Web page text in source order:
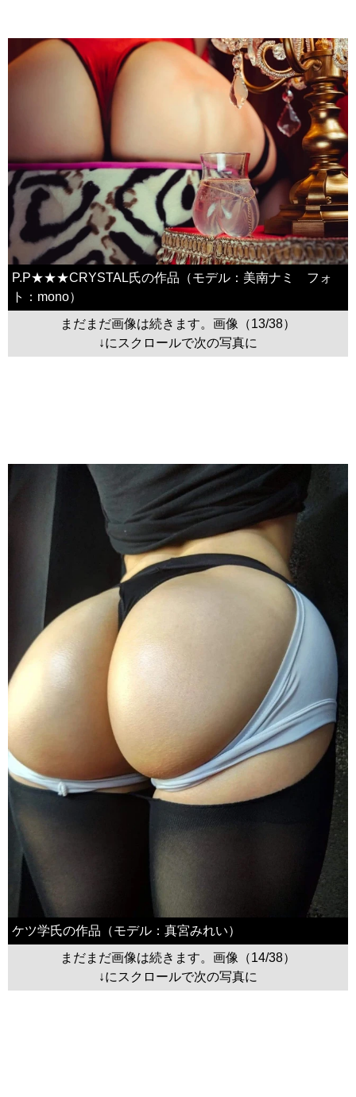
P.P★★★CRYSTAL氏の作品（モデル：美南ナミ フォ
ト：mono）
まだまだ画像は続きます。画像（13/38）
↓にスクロールで次の写真に
ケツ学氏の作品（モデル：真宮みれい）
まだまだ画像は続きます。画像（14/38）
↓にスクロールで次の写真に